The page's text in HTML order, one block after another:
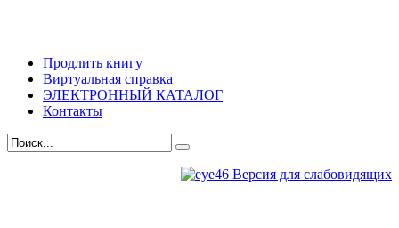
Продлить книгу
Виртуальная справка
ЭЛЕКТРОННЫЙ КАТАЛОГ
Контакты
Версия для слабовидящих